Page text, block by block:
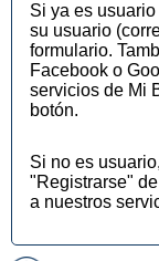
Si ya es
su usuario
formulario.
Facebook o
servicios de Mi
botón.
Si no es
"Registrarse"
a nuestros